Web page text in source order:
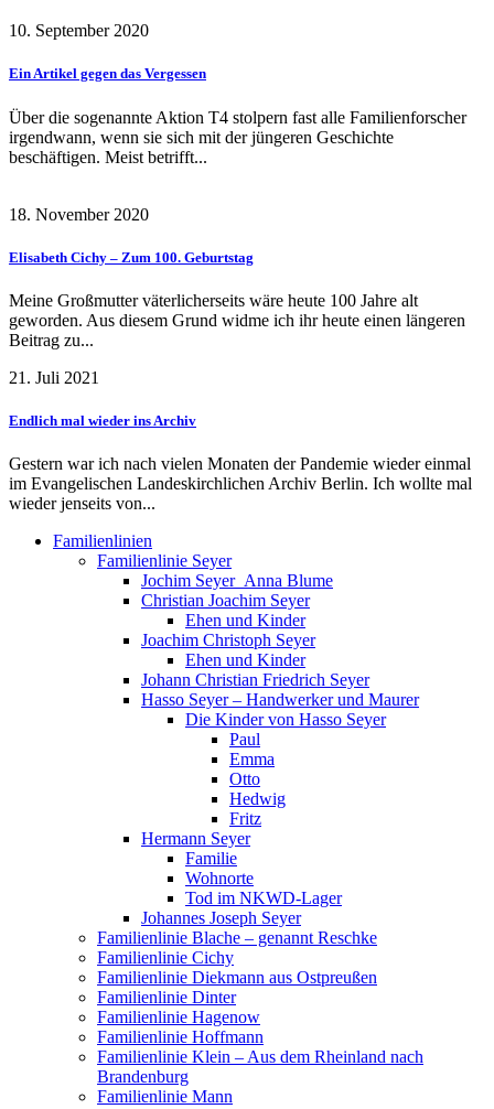
10. September 2020
Ein Artikel gegen das Vergessen
Über die sogenannte Aktion T4 stolpern fast alle Familienforscher
irgendwann, wenn sie sich mit der jüngeren Geschichte
beschäftigen. Meist betrifft...
18. November 2020
Elisabeth Cichy – Zum 100. Geburtstag
Meine Großmutter väterlicherseits wäre heute 100 Jahre alt
geworden. Aus diesem Grund widme ich ihr heute einen längeren
Beitrag zu...
21. Juli 2021
Endlich mal wieder ins Archiv
Gestern war ich nach vielen Monaten der Pandemie wieder einmal
im Evangelischen Landeskirchlichen Archiv Berlin. Ich wollte mal
wieder jenseits von...
Familienlinien
Familienlinie Seyer
Jochim Seyer_Anna Blume
Christian Joachim Seyer
Ehen und Kinder
Joachim Christoph Seyer
Ehen und Kinder
Johann Christian Friedrich Seyer
Hasso Seyer – Handwerker und Maurer
Die Kinder von Hasso Seyer
Paul
Emma
Otto
Hedwig
Fritz
Hermann Seyer
Familie
Wohnorte
Tod im NKWD-Lager
Johannes Joseph Seyer
Familienlinie Blache – genannt Reschke
Familienlinie Cichy
Familienlinie Diekmann aus Ostpreußen
Familienlinie Dinter
Familienlinie Hagenow
Familienlinie Hoffmann
Familienlinie Klein – Aus dem Rheinland nach
Brandenburg
Familienlinie Mann